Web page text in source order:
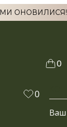
МИ ОНОВИЛИСЯ!
0
0
Ваш